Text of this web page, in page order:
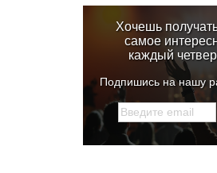
Хочешь
самое
каждый
Подпишись на нашу